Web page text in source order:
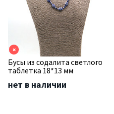
×
Бусы из содалита светлого
таблетка 18*13 мм
нет в наличии